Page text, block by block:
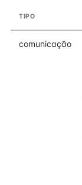
TIPO
comunicação